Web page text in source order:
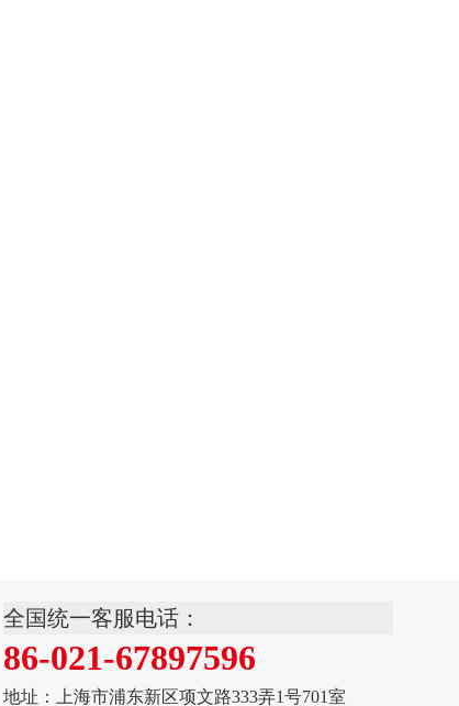
全国统一客服电话：
86-021-67897596
地址：上海市浦东新区项文路333弄1号701室